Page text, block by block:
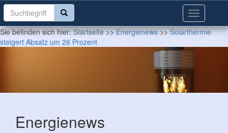
Sie befinden sich hier:Startseite>>Energienews>>Solarthermie
steigert Absatz um 26 Prozent
Energienews